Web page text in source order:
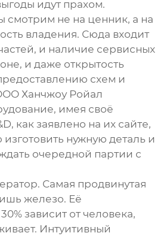
идут прахом.
смотрим не на ценник, а на
владения. Сюда входит
и наличие сервисных
и даже открытость
схем и
Ханчжоу Ройал
, имея своё
как заявлено на их сайте,
нужную деталь и
очередной партии с
Самая продвинутая
железо. Её
зависит от человека,
Интуитивный